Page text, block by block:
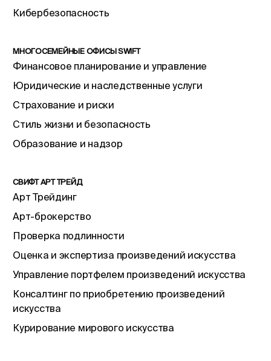
Кибербезопасность
МНОГОСЕМЕЙНЫЕ ОФИСЫ SWIFT
Финансовое планирование и управление
Юридические и наследственные услуги
Страхование и риски
Стиль жизни и безопасность
Образование и надзор
СВИФТ АРТ ТРЕЙД
Арт Трейдинг
Арт-брокерство
Проверка подлинности
Оценка и экспертиза произведений искусства
Управление портфелем произведений искусства
Консалтинг по приобретению произведений
искусства
Курирование мирового искусства